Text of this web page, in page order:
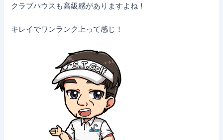
クラブハウスも高級感がありますよね！
キレイでワンランク上って感じ！